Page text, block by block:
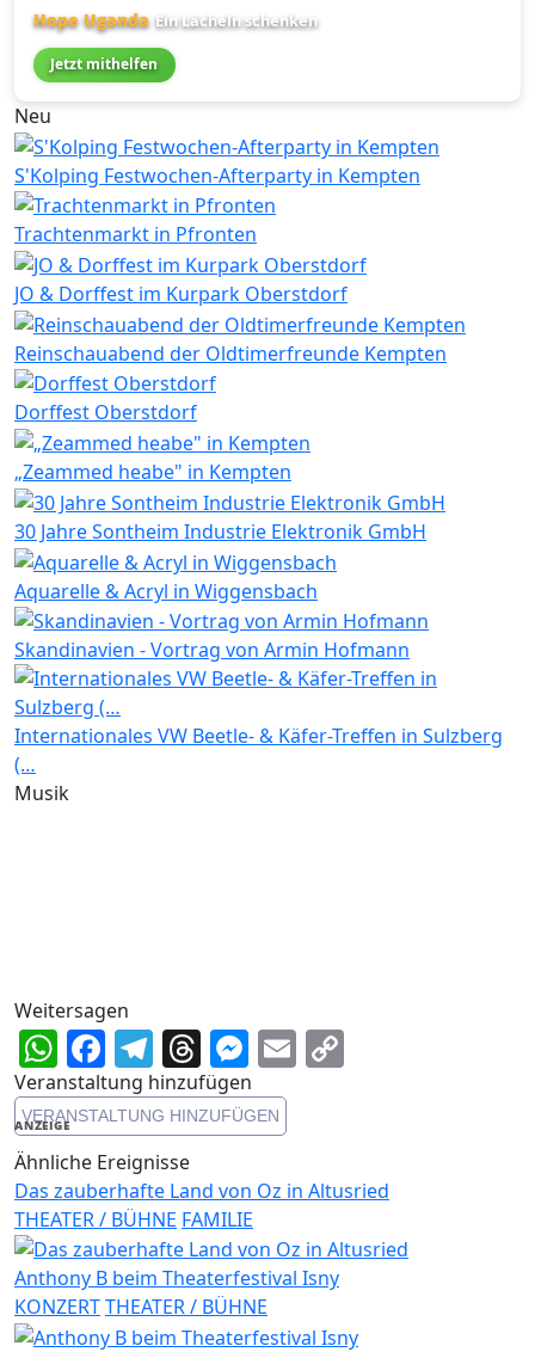
Hope Uganda Ein Lächeln schenken
Jetzt mithelfen
Neu
S'Kolping Festwochen-Afterparty in Kempten
Trachtenmarkt in Pfronten
JO & Dorffest im Kurpark Oberstdorf
Reinschauabend der Oldtimerfreunde Kempten
Dorffest Oberstdorf
„Zeammed heabe" in Kempten
30 Jahre Sontheim Industrie Elektronik GmbH
Aquarelle & Acryl in Wiggensbach
Skandinavien - Vortrag von Armin Hofmann
Internationales VW Beetle- & Käfer-Treffen in Sulzberg
(…
Musik
Weitersagen
WhatsApp
Facebook
Telegram
Threads
Messenger
Email
Veranstaltung hinzufügen
VERANSTALTUNG HINZUFÜGEN
ANZEIGE
Ähnliche Ereignisse
Das zauberhafte Land von Oz in Altusried
THEATER / BÜHNE FAMILIE
Anthony B beim Theaterfestival Isny
KONZERTTHEATER / BÜHNE